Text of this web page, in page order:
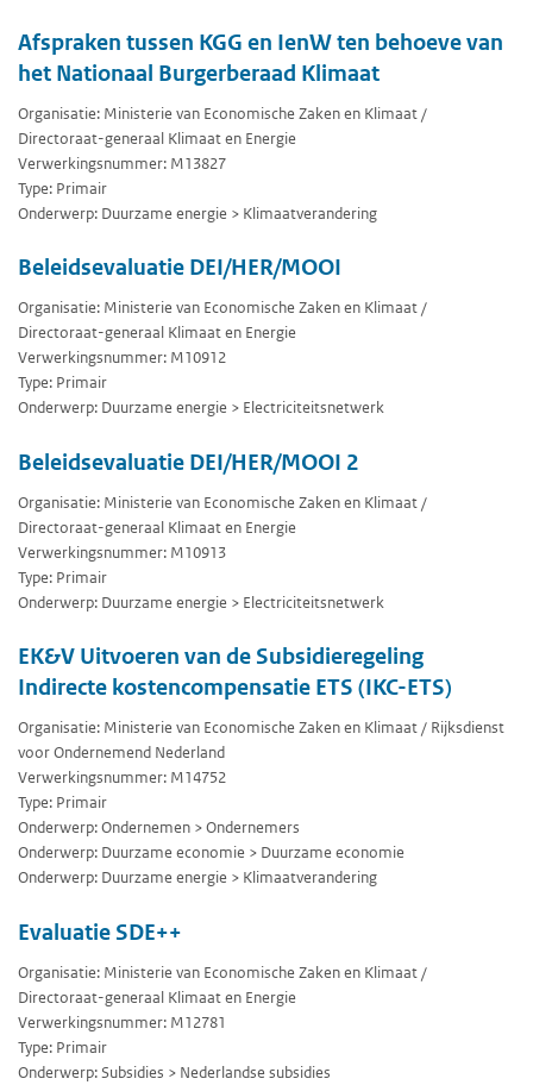
Afspraken tussen KGG en IenW ten behoeve van
het Nationaal Burgerberaad Klimaat
Organisatie: Ministerie van Economische Zaken en Klimaat /
Directoraat-generaal Klimaat en Energie
Verwerkingsnummer: M13827
Type: Primair
Onderwerp: Duurzame energie > Klimaatverandering
Beleidsevaluatie DEI/HER/MOOI
Organisatie: Ministerie van Economische Zaken en Klimaat /
Directoraat-generaal Klimaat en Energie
Verwerkingsnummer: M10912
Type: Primair
Onderwerp: Duurzame energie > Electriciteitsnetwerk
Beleidsevaluatie DEI/HER/MOOI 2
Organisatie: Ministerie van Economische Zaken en Klimaat /
Directoraat-generaal Klimaat en Energie
Verwerkingsnummer: M10913
Type: Primair
Onderwerp: Duurzame energie > Electriciteitsnetwerk
EK&V Uitvoeren van de Subsidieregeling
Indirecte kostencompensatie ETS (IKC-ETS)
Organisatie: Ministerie van Economische Zaken en Klimaat / Rijksdienst
voor Ondernemend Nederland
Verwerkingsnummer: M14752
Type: Primair
Onderwerp: Ondernemen > Ondernemers
Onderwerp: Duurzame economie > Duurzame economie
Onderwerp: Duurzame energie > Klimaatverandering
Evaluatie SDE++
Organisatie: Ministerie van Economische Zaken en Klimaat /
Directoraat-generaal Klimaat en Energie
Verwerkingsnummer: M12781
Type: Primair
Onderwerp: Subsidies > Nederlandse subsidies